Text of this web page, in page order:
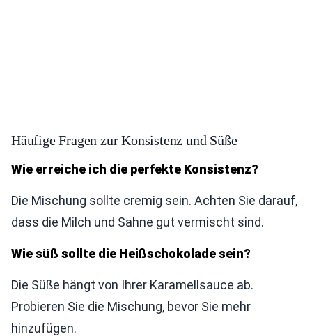
Häufige Fragen zur Konsistenz und Süße
Wie erreiche ich die perfekte Konsistenz?
Die Mischung sollte cremig sein. Achten Sie darauf,
dass die Milch und Sahne gut vermischt sind.
Wie süß sollte die Heißschokolade sein?
Die Süße hängt von Ihrer Karamellsauce ab.
Probieren Sie die Mischung, bevor Sie mehr
hinzufügen.